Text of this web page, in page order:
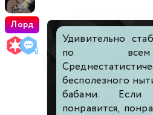
Лорд
Удивительно
по всем
бесполезного
бабами.
понравится,